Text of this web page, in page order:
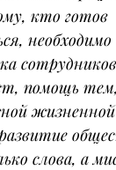
кто готов
необходимо
помощь тем,
жизненной
слова, а